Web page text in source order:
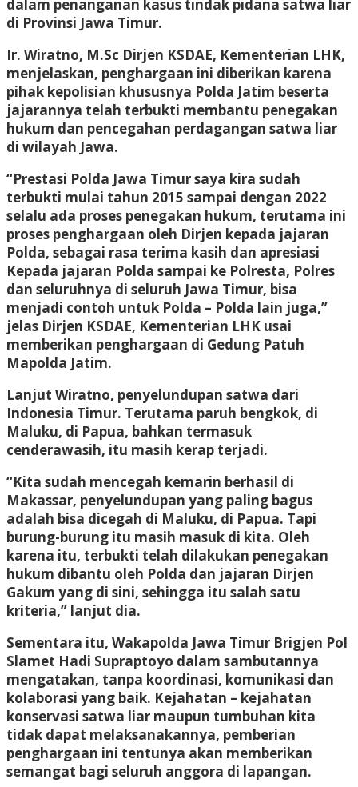
dalam penanganan kasus tindak pidana satwa liar
di Provinsi Jawa Timur.
Ir. Wiratno, M.Sc Dirjen KSDAE, Kementerian LHK,
menjelaskan, penghargaan ini diberikan karena
pihak kepolisian khususnya Polda Jatim beserta
jajarannya telah terbukti membantu penegakan
hukum dan pencegahan perdagangan satwa liar
di wilayah Jawa.
“Prestasi Polda Jawa Timur saya kira sudah
terbukti mulai tahun 2015 sampai dengan 2022
selalu ada proses penegakan hukum, terutama ini
proses penghargaan oleh Dirjen kepada jajaran
Polda, sebagai rasa terima kasih dan apresiasi
Kepada jajaran Polda sampai ke Polresta, Polres
dan seluruhnya di seluruh Jawa Timur, bisa
menjadi contoh untuk Polda – Polda lain juga,”
jelas Dirjen KSDAE, Kementerian LHK usai
memberikan penghargaan di Gedung Patuh
Mapolda Jatim.
Lanjut Wiratno, penyelundupan satwa dari
Indonesia Timur. Terutama paruh bengkok, di
Maluku, di Papua, bahkan termasuk
cenderawasih, itu masih kerap terjadi.
“Kita sudah mencegah kemarin berhasil di
Makassar, penyelundupan yang paling bagus
adalah bisa dicegah di Maluku, di Papua. Tapi
burung-burung itu masih masuk di kita. Oleh
karena itu, terbukti telah dilakukan penegakan
hukum dibantu oleh Polda dan jajaran Dirjen
Gakum yang di sini, sehingga itu salah satu
kriteria,” lanjut dia.
Sementara itu, Wakapolda Jawa Timur Brigjen Pol
Slamet Hadi Supraptoyo dalam sambutannya
mengatakan, tanpa koordinasi, komunikasi dan
kolaborasi yang baik. Kejahatan – kejahatan
konservasi satwa liar maupun tumbuhan kita
tidak dapat melaksanakannya, pemberian
penghargaan ini tentunya akan memberikan
semangat bagi seluruh anggora di lapangan.